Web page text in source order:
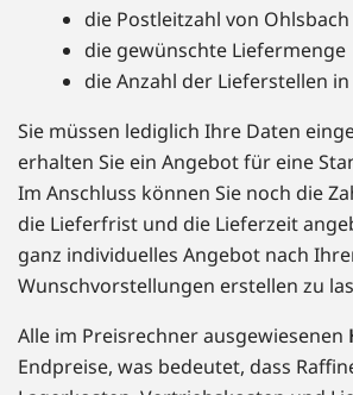
die Postleitzahl von Ohlsbach
die gewünschte Liefermenge
die Anzahl der Lieferstellen
Sie müssen lediglich Ihre Daten
erhalten Sie ein Angebot für eine
Im Anschluss können Sie noch die
die Lieferfrist und die Lieferzeit
ganz individuelles Angebot nach
Wunschvorstellungen erstellen zu
Alle im Preisrechner ausgewiesenen
Endpreise, was bedeutet, dass